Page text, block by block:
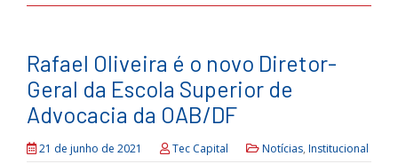
Rafael Oliveira é o novo Diretor-
Geral da Escola Superior de
Advocacia da OAB/DF
21 de junho de 2021 Tec Capital Notícias, Institucional